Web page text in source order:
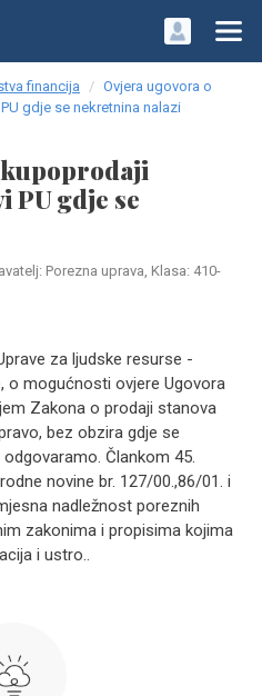
financija
Ovjera ugovora o
gdje se nekretnina nalazi
PU gdje se
Porezna uprava, Klasa: 410-
za ljudske resurse -
o mogućnosti ovjere Ugovora
Zakona o prodaji stanova
bez obzira gdje se
Člankom 45.
novine br. 127/00.,86/01. i
nadležnost poreznih
zakonima i propisima kojima
i ustro..